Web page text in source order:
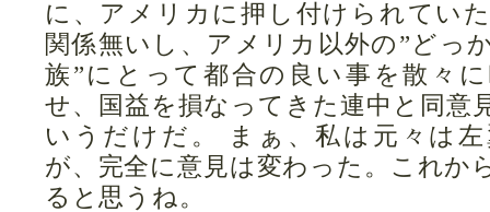
に、アメリカに押し付けられてい
関係無いし、アメリカ以外の”どっ
族”にとって都合の良い事を散々
せ、国益を損なってきた連中と同意
いうだけだ。 まぁ、私は元々は
が、完全に意見は変わった。これか
ると思うね。